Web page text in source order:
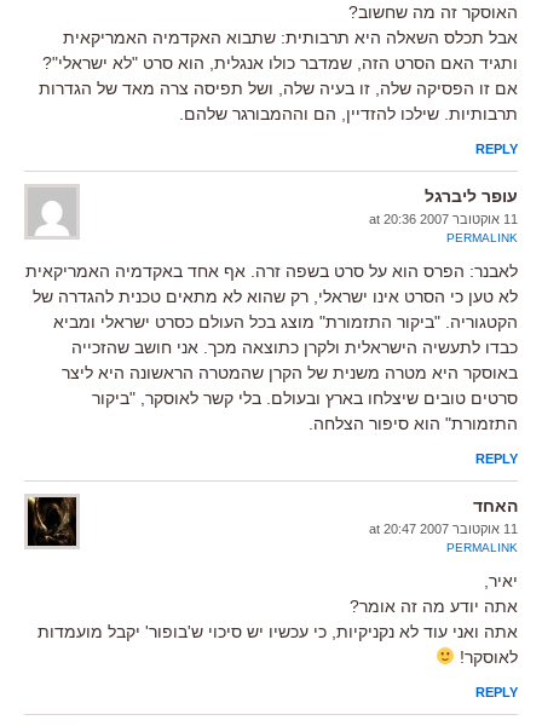
האוסקר זה מה שחשוב?
אבל תכלס השאלה היא תרבותית: שתבוא האקדמיה האמריקאית
ותגיד האם הסרט הזה, שמדבר כולו אנגלית, הוא סרט "לא ישראלי"?
אם זו הפסיקה שלה, זו בעיה שלה, ושל תפיסה צרה מאד של הגדרות
תרבותיות. שילכו להזדיין, הם וההמבורגר שלהם.
REPLY
עופר ליברגל
11 אוקטובר 2007 at 20:36
PERMALINK
לאבנר: הפרס הוא על סרט בשפה זרה. אף אחד באקדמיה האמריקאית
לא טען כי הסרט אינו ישראלי, רק שהוא לא מתאים טכנית להגדרה של
הקטגוריה. "ביקור התזמורת" מוצג בכל העולם כסרט ישראלי ומביא
כבדו לתעשיה הישראלית ולקרן כתוצאה מכך. אני חושב שהזכייה
באוסקר היא מטרה משנית של הקרן שהמטרה הראשונה היא ליצר
סרטים טובים שיצלחו בארץ ובעולם. בלי קשר לאוסקר, "ביקור
התזמורת" הוא סיפור הצלחה.
REPLY
האחד
11 אוקטובר 2007 at 20:47
PERMALINK
יאיר,
אתה יודע מה זה אומר?
אתה ואני עוד לא נקניקיות, כי עכשיו יש סיכוי ש'בופור' יקבל מועמדות
לאוסקר!
REPLY